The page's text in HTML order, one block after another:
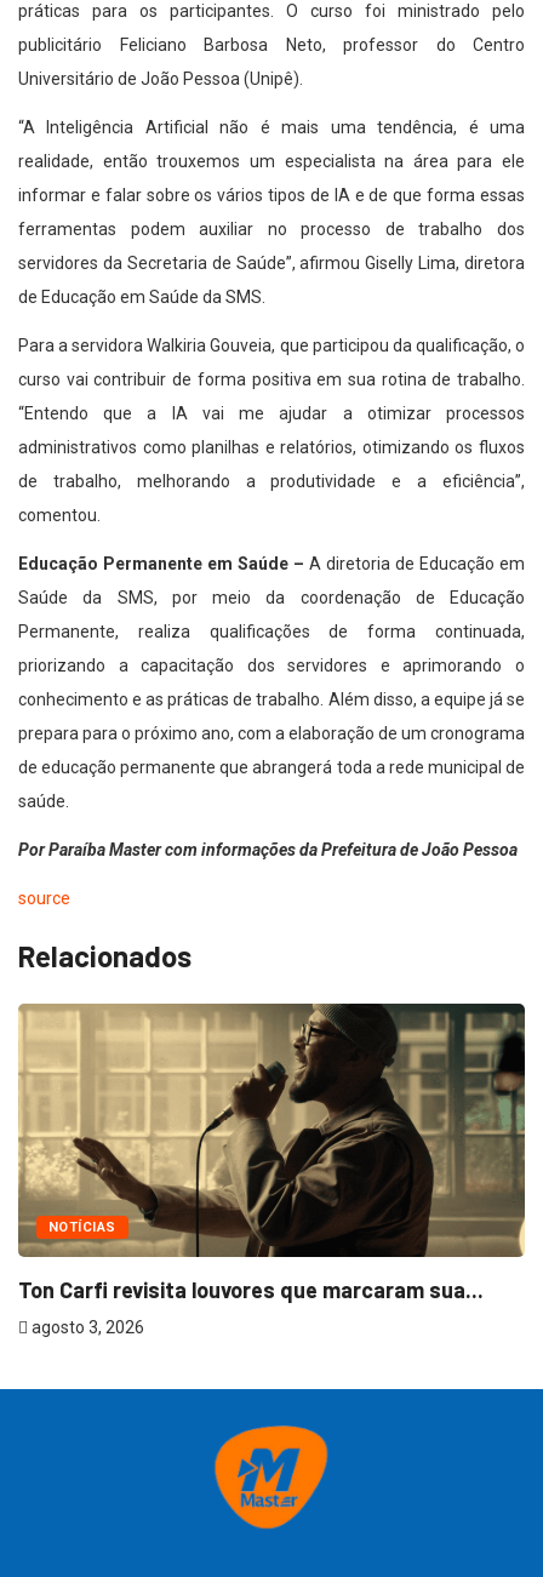
práticas para os participantes. O curso foi ministrado pelo
publicitário Feliciano Barbosa Neto, professor do Centro
Universitário de João Pessoa (Unipê).
“A Inteligência Artificial não é mais uma tendência, é uma
realidade, então trouxemos um especialista na área para ele
informar e falar sobre os vários tipos de IA e de que forma essas
ferramentas podem auxiliar no processo de trabalho dos
servidores da Secretaria de Saúde”, afirmou Giselly Lima, diretora
de Educação em Saúde da SMS.
Para a servidora Walkiria Gouveia, que participou da qualificação, o
curso vai contribuir de forma positiva em sua rotina de trabalho.
“Entendo que a IA vai me ajudar a otimizar processos
administrativos como planilhas e relatórios, otimizando os fluxos
de trabalho, melhorando a produtividade e a eficiência”,
comentou.
Educação Permanente em Saúde – A diretoria de Educação em
Saúde da SMS, por meio da coordenação de Educação
Permanente, realiza qualificações de forma continuada,
priorizando a capacitação dos servidores e aprimorando o
conhecimento e as práticas de trabalho. Além disso, a equipe já se
prepara para o próximo ano, com a elaboração de um cronograma
de educação permanente que abrangerá toda a rede municipal de
saúde.
Por Paraíba Master com informações da Prefeitura de João Pessoa
source
Relacionados
NOTÍCIAS
Ton Carfi revisita louvores que marcaram sua...
agosto 3, 2026